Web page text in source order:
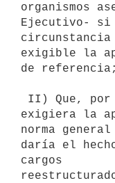
organismos
Ejecutivo- si
circunstancia
exigible la
de referencia;
exigiera la
norma
daría el
cargos